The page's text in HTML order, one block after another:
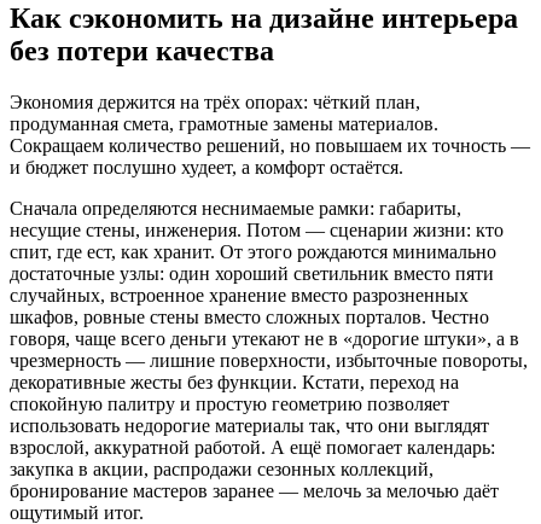
Как сэкономить на дизайне интерьера
без потери качества
Экономия держится на трёх опорах: чёткий план,
продуманная смета, грамотные замены материалов.
Сокращаем количество решений, но повышаем их точность —
и бюджет послушно худеет, а комфорт остаётся.
Сначала определяются неснимаемые рамки: габариты,
несущие стены, инженерия. Потом — сценарии жизни: кто
спит, где ест, как хранит. От этого рождаются минимально
достаточные узлы: один хороший светильник вместо пяти
случайных, встроенное хранение вместо разрозненных
шкафов, ровные стены вместо сложных порталов. Честно
говоря, чаще всего деньги утекают не в «дорогие штуки», а в
чрезмерность — лишние поверхности, избыточные повороты,
декоративные жесты без функции. Кстати, переход на
спокойную палитру и простую геометрию позволяет
использовать недорогие материалы так, что они выглядят
взрослой, аккуратной работой. А ещё помогает календарь:
закупка в акции, распродажи сезонных коллекций,
бронирование мастеров заранее — мелочь за мелочью даёт
ощутимый итог.